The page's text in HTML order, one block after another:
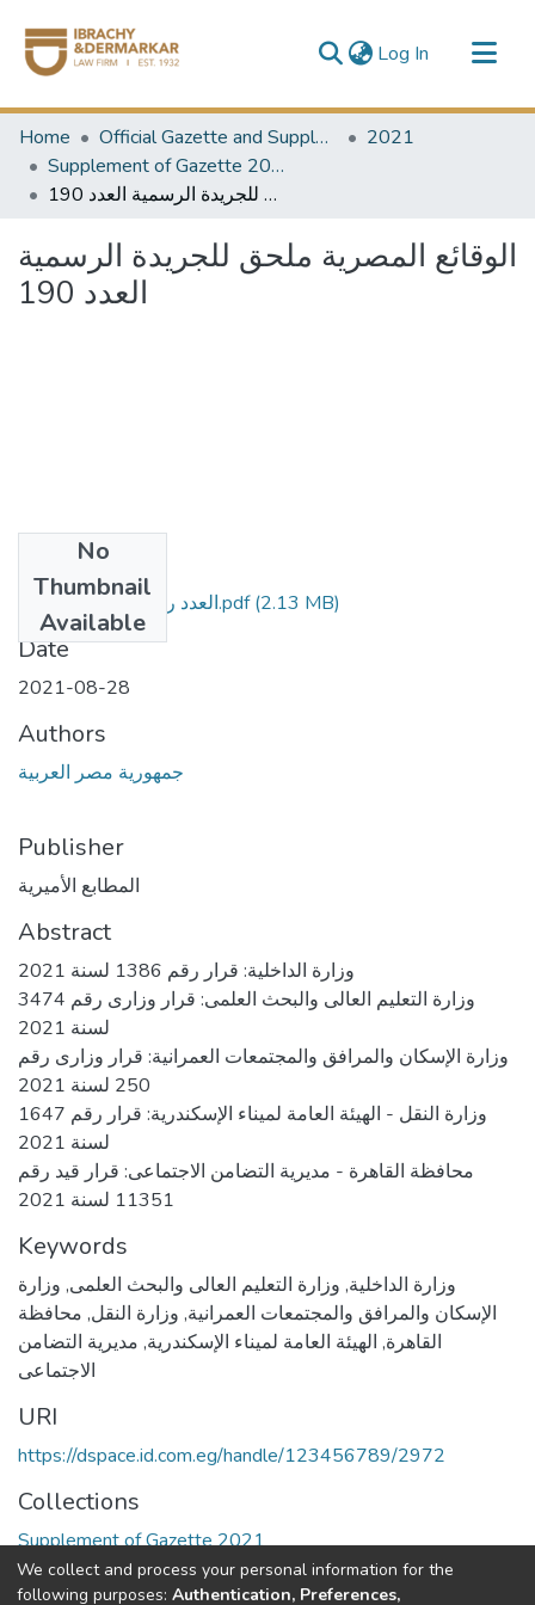
Log In (current)
Communities & Collections
All of DSpace
Home Official Gazette and Supplement
2021
Supplement of Gazette 2021
الوقائع المصرية ملحق للجريدة الرسمية العدد 190
الوقائع المصرية ملحق للجريدة الرسمية
العدد 190
No
Thumbnail
Available
العدد رقم 190 - مؤمن.pdf(2.13 MB)
Date
2021-08-28
Authors
جمهورية مصر العربية
Publisher
المطابع الأميرية
Abstract
وزارة الداخلية: قرار رقم 1386 لسنة 2021
وزارة التعليم العالى والبحث العلمى: قرار وزارى رقم 3474
لسنة 2021
وزارة الإسكان والمرافق والمجتمعات العمرانية: قرار وزارى رقم
250 لسنة 2021
وزارة النقل - الهيئة العامة لميناء الإسكندرية: قرار رقم 1647
لسنة 2021
محافظة القاهرة - مديرية التضامن الاجتماعى: قرار قيد رقم
11351 لسنة 2021
Keywords
وزارة الداخلية, وزارة التعليم العالى والبحث العلمى, وزارة
الإسكان والمرافق والمجتمعات العمرانية, وزارة النقل, محافظة
القاهرة, الهيئة العامة لميناء الإسكندرية, مديرية التضامن
الاجتماعى
URI
https://dspace.id.com.eg/handle/123456789/2972
Collections
Supplement of Gazette 2021
Full item page
We collect and process your personal information for the
following purposes: Authentication, Preferences,